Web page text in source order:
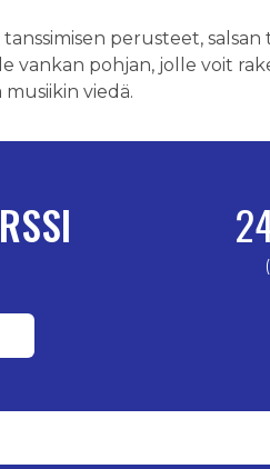
perusteet, salsan
vankan pohjan, jolle voit
viedä.